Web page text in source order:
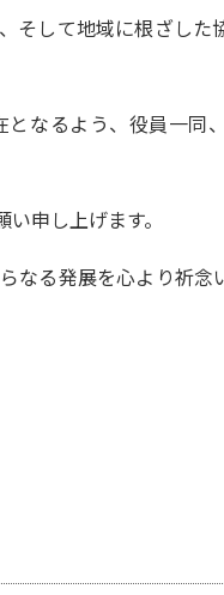
そして地域に根ざし
なるよう、役員一同
申し上げます。
なる発展を心より祈念